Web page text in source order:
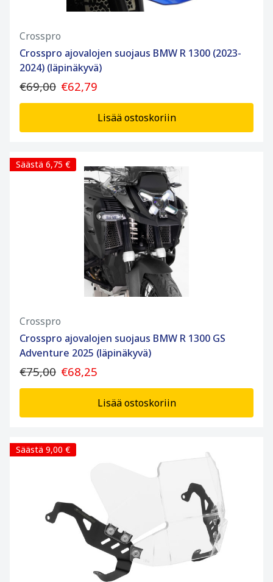
Crosspro
Crosspro ajovalojen suojaus BMW R 1300 (2023-
2024) (läpinäkyvä)
€69,00 €62,79
Lisää ostoskoriin
Säästä 6,75 €
Crosspro
Crosspro ajovalojen suojaus BMW R 1300 GS
Adventure 2025 (läpinäkyvä)
€75,00 €68,25
Lisää ostoskoriin
Säästä 9,00 €